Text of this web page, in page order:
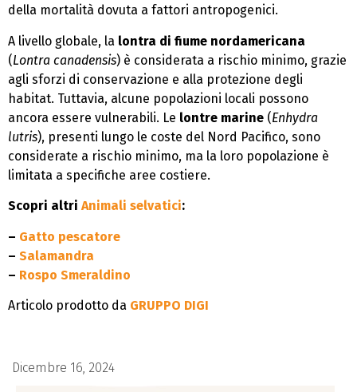
della mortalità dovuta a fattori antropogenici.
A livello globale, la lontra di fiume nordamericana
(Lontra canadensis) è considerata a rischio minimo, grazie
agli sforzi di conservazione e alla protezione degli
habitat. Tuttavia, alcune popolazioni locali possono
ancora essere vulnerabili. Le lontre marine (Enhydra
lutris), presenti lungo le coste del Nord Pacifico, sono
considerate a rischio minimo, ma la loro popolazione è
limitata a specifiche aree costiere.
Scopri altri Animali selvatici:
– Gatto pescatore
– Salamandra
– Rospo Smeraldino
Articolo prodotto da GRUPPO DIGI
Dicembre 16, 2024